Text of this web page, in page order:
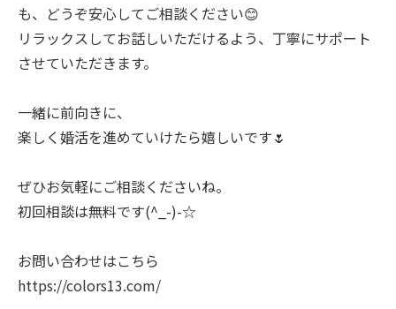
も、どうぞ安心してご相談ください😊
リラックスしてお話しいただけるよう、丁寧にサポート
させていただきます。
一緒に前向きに、
楽しく婚活を進めていけたら嬉しいです🌷
ぜひお気軽にご相談くださいね。
初回相談は無料です(^_-)-☆
お問い合わせはこちら
https://colors13.com/